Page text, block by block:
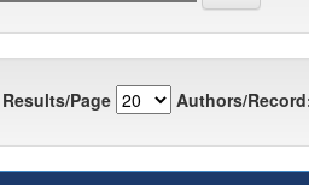
Results/Page Authors/